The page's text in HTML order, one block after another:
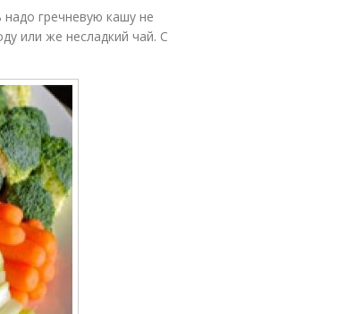
гречневую кашу не
или же несладкий чай. С